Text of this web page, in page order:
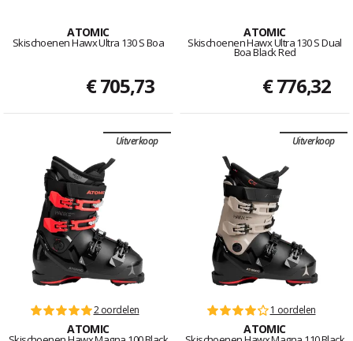
ATOMIC
Skischoenen Hawx Ultra 130 S Boa
€ 705,73
ATOMIC
Skischoenen Hawx Ultra 130 S Dual
Boa Black Red
€ 776,32
Uitverkoop
2 oordelen
ATOMIC
Uitverkoop
1 oordelen
ATOMIC